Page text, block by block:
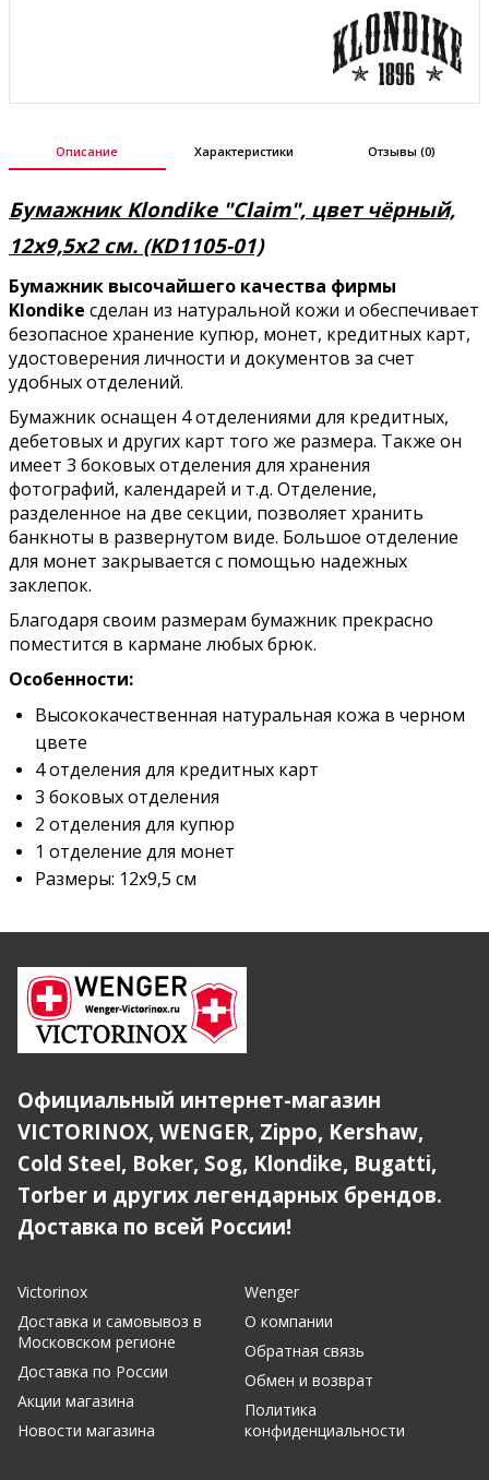
Описание Характеристики Отзывы (0)
Бумажник Klondike "Claim", цвет чёрный,
12х9,5х2 см. (KD1105-01)
Бумажник высочайшего качества фирмы
Klondike сделан из натуральной кожи и обеспечивает
безопасное хранение купюр, монет, кредитных карт,
удостоверения личности и документов за счет
удобных отделений.
Бумажник оснащен 4 отделениями для кредитных,
дебетовых и других карт того же размера. Также он
имеет 3 боковых отделения для хранения
фотографий, календарей и т.д. Отделение,
разделенное на две секции, позволяет хранить
банкноты в развернутом виде. Большое отделение
для монет закрывается с помощью надежных
заклепок.
Благодаря своим размерам бумажник прекрасно
поместится в кармане любых брюк.
Особенности:
Высококачественная натуральная кожа в черном
цвете
4 отделения для кредитных карт
3 боковых отделения
2 отделения для купюр
1 отделение для монет
Размеры: 12х9,5 см
Официальный интернет-магазин
VICTORINOX, WENGER, Zippo, Kershaw,
Cold Steel, Boker, Sog, Klondike, Bugatti,
Torber и других легендарных брендов.
Доставка по всей России!
Victorinox
Доставка и самовывоз в
Московском регионе
Доставка по России
Акции магазина
Новости магазина
Wenger
О компании
Обратная связь
Обмен и возврат
Политика
конфиденциальности